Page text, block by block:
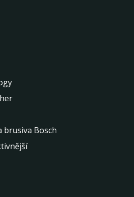
brusiva Bosch